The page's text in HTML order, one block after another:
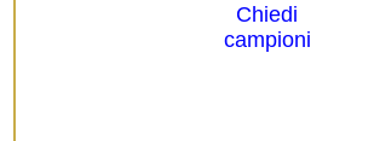
Chiedi
campioni